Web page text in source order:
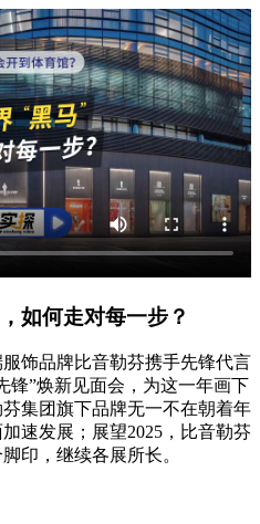
如何走对每一步？
饰品牌比音勒芬携手先锋代言
锋”焕新见面会，为这一年画下
集团旗下品牌无一不在朝着年
速发展；展望2025，比音勒芬
印，继续各展所长。